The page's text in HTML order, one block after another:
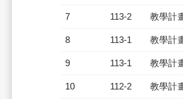
7 113-2 教學計
8 113-1 教學計
9 113-1 教學計
10 112-2 教學計